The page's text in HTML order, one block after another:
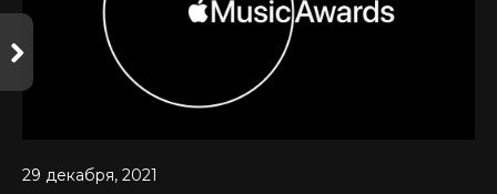
29 декабря, 2021